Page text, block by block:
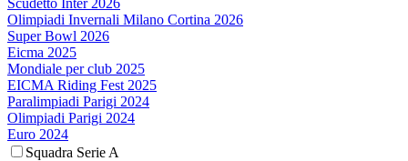
Scudetto Inter 2026
Olimpiadi Invernali Milano Cortina 2026
Super Bowl 2026
Eicma 2025
Mondiale per club 2025
EICMA Riding Fest 2025
Paralimpiadi Parigi 2024
Olimpiadi Parigi 2024
Euro 2024
Squadra Serie A